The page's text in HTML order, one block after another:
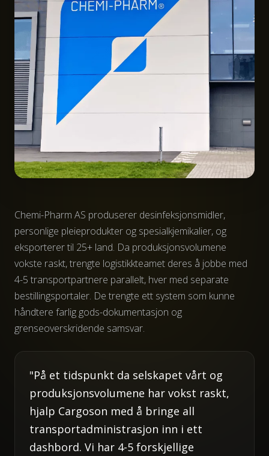
Chemi-Pharm AS produserer desinfeksjonsmidler,
personlige pleieprodukter og spesialkjemikalier, og
eksporterer til 25+ land. Da produksjonsvolumene
vokste raskt, trengte logistikkteamet deres å jobbe med
4-5 transportpartnere parallelt, hver med separate
bestillingsportaler. De trengte ett system som kunne
håndtere farlig gods-dokumentasjon og
grenseoverskridende samsvar.
"På et tidspunkt da selskapet vårt og
produksjonsvolumene har vokst raskt,
hjalp Cargoson med å bringe all
transportadministrasjon inn i ett
dashbord. Vi har 4-5 forskjellige